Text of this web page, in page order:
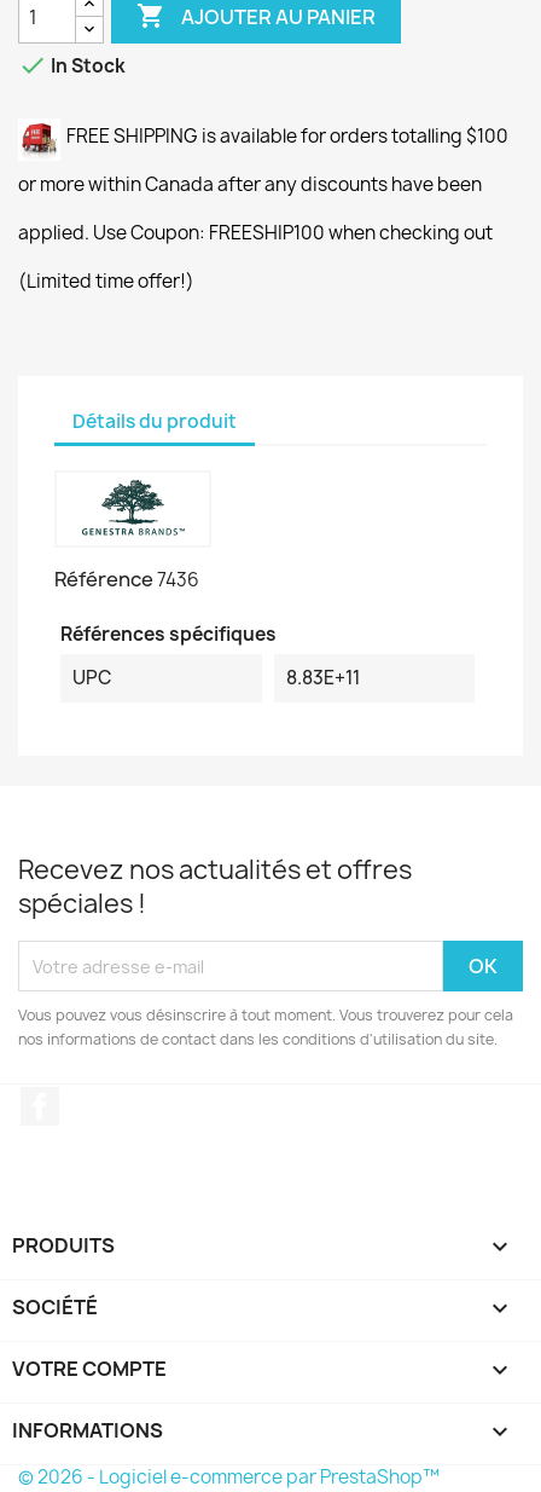
 AJOUTER AU PANIER
 In Stock
FREE SHIPPING is available for orders totalling $100
or more within Canada after any discounts have been
applied. Use Coupon: FREESHIP100 when checking out
(Limited time offer!)
Détails du produit
Référence7436
Références spécifiques
UPC
8.83E+11
Recevez nos actualités et offres
spéciales !
Vous pouvez vous désinscrire à tout moment. Vous trouverez pour cela
nos informations de contact dans les conditions d'utilisation du site.
PRODUITS 
SOCIÉTÉ 
VOTRE COMPTE 
INFORMATIONS keyboard_arrow_down
© 2026 - Logiciel e-commerce par PrestaShop™